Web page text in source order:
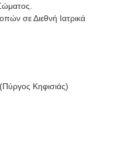
σε Διεθνή Ιατρικά
Κηφισιάς)